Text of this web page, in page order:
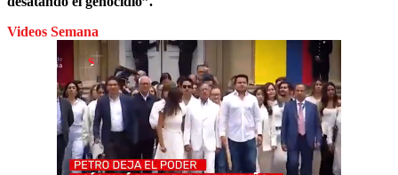
Videos Semana